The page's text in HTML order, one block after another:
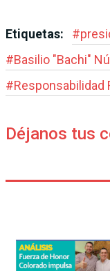
Etiquetas: #
#Basilio "Bachi"
#Responsabilidad
Déjanos tus